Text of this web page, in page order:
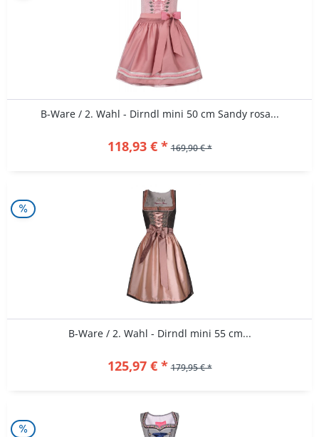
B-Ware / 2. Wahl - Dirndl mini 50 cm Sandy rosa...
118,93 € * 169,90 € *
B-Ware / 2. Wahl - Dirndl mini 55 cm...
125,97 € * 179,95 € *